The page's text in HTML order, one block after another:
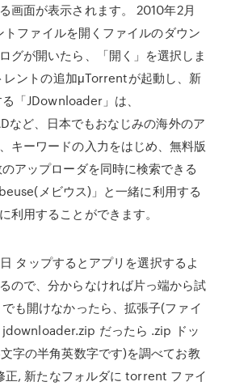
画面が表示されます。 2010年2月
トファイルを開くファイルのダウン
グが開いたら、「開く」を選択しま
レントの追加μTorrentが起動し、新
「JDownloader」は、
など、日本でもおなじみの海外のア
キーワードの入力をはじめ、無料版
アップローダを同時に検索できる
メビウス)」と一緒に利用する
利用することができます。
タップするとアプリを選択するよ
ので、分からなければ片っ端から試
も開けなかったら、拡張子(ファイ
jdownloader.zip だったら .zip ドッ
字の半角英数字です)を調べてお教
正, 新たなフォルダに torrent ファイ